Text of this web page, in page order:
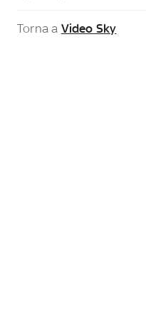
Torna a Video Sky